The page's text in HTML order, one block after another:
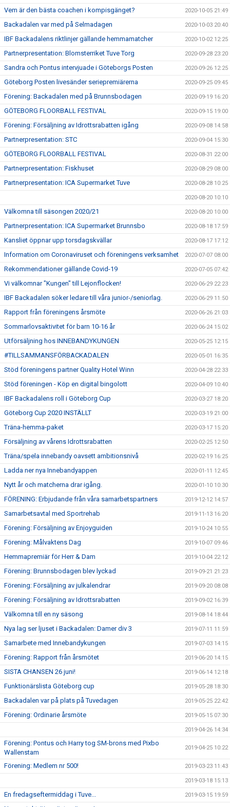
Vem är den bästa coachen i kompisgänget? 2020-10-05 21:49
Backadalen var med på Selmadagen 2020-10-03 20:40
IBF Backadalens riktlinjer gällande hemmamatcher 2020-10-02 12:25
Partnerpresentation: Blomsterriket Tuve Torg 2020-09-28 23:20
Sandra och Pontus intervjuade i Göteborgs Posten 2020-09-26 12:25
Göteborg Posten livesänder seriepremiärerna 2020-09-25 09:45
Förening: Backadalen med på Brunnsbodagen 2020-09-19 16:20
GÖTEBORG FLOORBALL FESTIVAL 2020-09-15 19:00
Förening: Försäljning av Idrottsrabatten igång 2020-09-08 14:58
Partnerpresentation: STC 2020-09-04 15:30
GÖTEBORG FLOORBALL FESTIVAL 2020-08-31 22:00
Partnerpresentation: Fiskhuset 2020-08-29 08:00
Partnerpresentation: ICA Supermarket Tuve 2020-08-28 10:25
2020-08-20 10:10
Välkomna till säsongen 2020/21 2020-08-20 10:00
Partnerpresentation: ICA Supermarket Brunnsbo 2020-08-18 17:59
Kansliet öppnar upp torsdagskvällar 2020-08-17 17:12
Information om Coronaviruset och föreningens verksamhet 2020-07-07 08:00
Rekommendationer gällande Covid-19 2020-07-05 07:42
Vi välkomnar "Kungen" till Lejonflocken! 2020-06-29 22:23
IBF Backadalen söker ledare till våra junior-/seniorlag. 2020-06-29 11:50
Rapport från föreningens årsmöte 2020-06-26 21:03
Sommarlovsaktivitet för barn 10-16 år 2020-06-24 15:02
Utförsäljning hos INNEBANDYKUNGEN 2020-05-25 12:15
#TILLSAMMANSFÖRBACKADALEN 2020-05-01 16:35
Stöd föreningens partner Quality Hotel Winn 2020-04-28 22:33
Stöd föreningen - Köp en digital bingolott 2020-04-09 10:40
IBF Backadalens roll i Göteborg Cup 2020-03-27 18:20
Göteborg Cup 2020 INSTÄLLT 2020-03-19 21:00
Träna-hemma-paket 2020-03-17 15:20
Försäljning av vårens Idrottsrabatten 2020-02-25 12:50
Träna/spela innebandy oavsett ambitionsnivå 2020-02-19 16:25
Ladda ner nya Innebandyappen 2020-01-11 12:45
Nytt år och matcherna drar igång. 2020-01-10 10:30
FÖRENING: Erbjudande från våra samarbetspartners 2019-12-12 14:57
Samarbetsavtal med Sportrehab 2019-11-13 16:20
Förening: Försäljning av Enjoyguiden 2019-10-24 10:55
Förening: Målvaktens Dag 2019-10-07 09:46
Hemmapremiär för Herr & Dam 2019-10-04 22:12
Förening: Brunnsbodagen blev lyckad 2019-09-21 21:23
Förening: Försäljning av julkalendrar 2019-09-20 08:08
Förening: Försäljning av Idrottsrabatten 2019-09-02 16:39
Välkomna till en ny säsong 2019-08-14 18:44
Nya lag ser ljuset i Backadalen: Damer div 3 2019-07-11 11:59
Samarbete med Innebandykungen 2019-07-03 14:15
Förening: Rapport från årsmötet 2019-06-20 14:15
SISTA CHANSEN 26 juni! 2019-06-14 12:18
Funktionärslista Göteborg cup 2019-05-28 18:30
Backadalen var på plats på Tuvedagen 2019-05-25 22:42
Förening: Ordinarie årsmöte 2019-05-15 07:30
2019-04-26 14:34
Förening: Pontus och Harry tog SM-brons med Pixbo
Wallenstam
2019-04-25 10:22
Förening: Medlem nr 500! 2019-03-23 11:43
2019-03-18 15:13
En fredagseftermiddag i Tuve... 2019-03-15 19:59